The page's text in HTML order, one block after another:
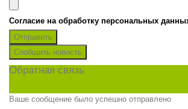
Согласие на обработку персональных
Отправить
Сообщить новость
Обратная связь
Ваше сообщение было успешно отправлено